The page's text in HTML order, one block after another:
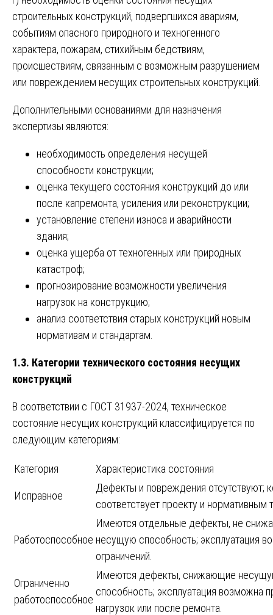
строительных конструкций, подвергшихся авариям,
событиям опасного природного и техногенного
характера, пожарам, стихийным бедствиям,
происшествиям, связанным с возможным разрушением
или повреждением несущих строительных конструкций.
Дополнительными основаниями для назначения
экспертизы являются:
необходимость определения несущей
способности конструкции;
оценка текущего состояния конструкций до или
после капремонта, усиления или реконструкции;
установление степени износа и аварийности
здания;
оценка ущерба от техногенных или природных
катастроф;
прогнозирование возможности увеличения
нагрузок на конструкцию;
анализ соответствия старых конструкций новым
нормативам и стандартам.
1.3. Категории технического состояния несущих
конструкций
В соответствии с ГОСТ 31937-2024, техническое
состояние несущих конструкций классифицируется по
следующим категориям:
Категория Характеристика состояния
Исправное
Дефекты и повреждения отсутствуют;
соответствует проекту и нормативным
Работоспособное
Имеются отдельные дефекты, не
несущую способность; эксплуатация
ограничений.
Ограниченно
работоспособное
Имеются дефекты, снижающие
способность; эксплуатация возможна
нагрузок или после ремонта.